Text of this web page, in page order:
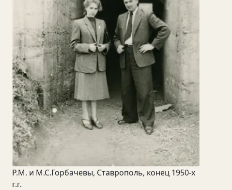
Р.М. и М.С.Горбачевы, Ставрополь, конец 1950-х
г.г.